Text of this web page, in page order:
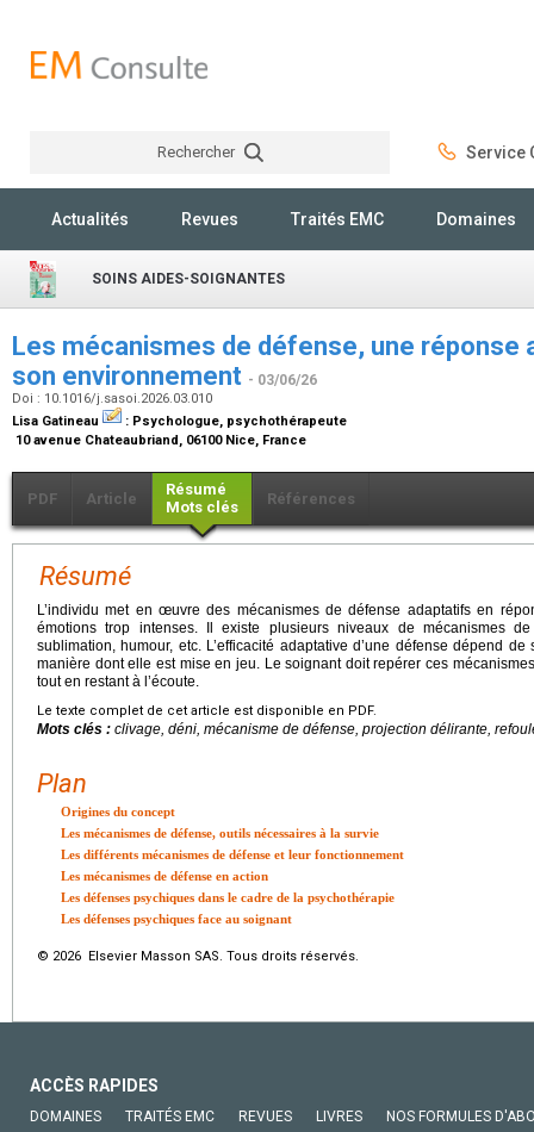
Rechercher Service
Actualités Revues Traités EMC Domaines
SOINS AIDES-SOIGNANTES
Les mécanismes de défense, une réponse
son environnement - 03/06/26
Doi : 10.1016/j.sasoi.2026.03.010
Lisa Gatineau
: Psychologue, psychothérapeute
10 avenue Chateaubriand, 06100 Nice, France
PDF Article
Résumé
Mots clés
Références
Résumé
L’individu met en œuvre des mécanismes de défense adaptatifs en
émotions trop intenses. Il existe plusieurs niveaux de mécanismes
sublimation, humour, etc. L’efficacité adaptative d’une défense dépend
manière dont elle est mise en jeu. Le soignant doit repérer ces
tout en restant à l’écoute.
Le texte complet de cet article est disponible en PDF.
Mots clés : clivage, déni, mécanisme de défense, projection délirante,
Plan
Origines du concept
Les mécanismes de défense, outils nécessaires à la survie
Les différents mécanismes de défense et leur fonctionnement
Les mécanismes de défense en action
Les défenses psychiques dans le cadre de la psychothérapie
Les défenses psychiques face au soignant
© 2026 Elsevier Masson SAS. Tous droits réservés.
ACCÈS RAPIDES
DOMAINES TRAITÉS EMC REVUES LIVRES NOS FORMULES